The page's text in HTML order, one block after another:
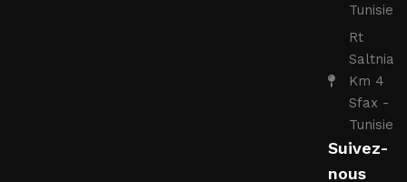
Tunisie
Rt
Saltnia
Km 4
Sfax -
Tunisie
Suivez-
nous